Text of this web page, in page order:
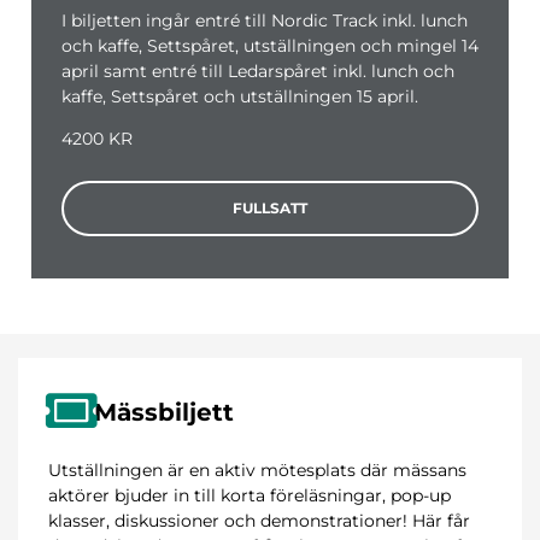
I biljetten ingår entré till Nordic Track inkl. lunch
och kaffe, Settspåret, utställningen och mingel 14
april samt entré till Ledarspåret inkl. lunch och
kaffe, Settspåret och utställningen 15 april.
4200 KR
FULLSATT
Mässbiljett
Utställningen är en aktiv mötesplats där mässans
aktörer bjuder in till korta föreläsningar, pop-up
klasser, diskussioner och demonstrationer! Här får